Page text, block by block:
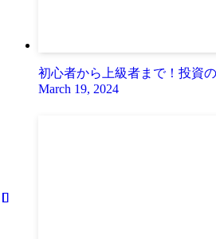
初心者から上級者まで！投資
March 19, 2024